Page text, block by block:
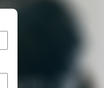
人生す
座長一覧 研究会
必要書